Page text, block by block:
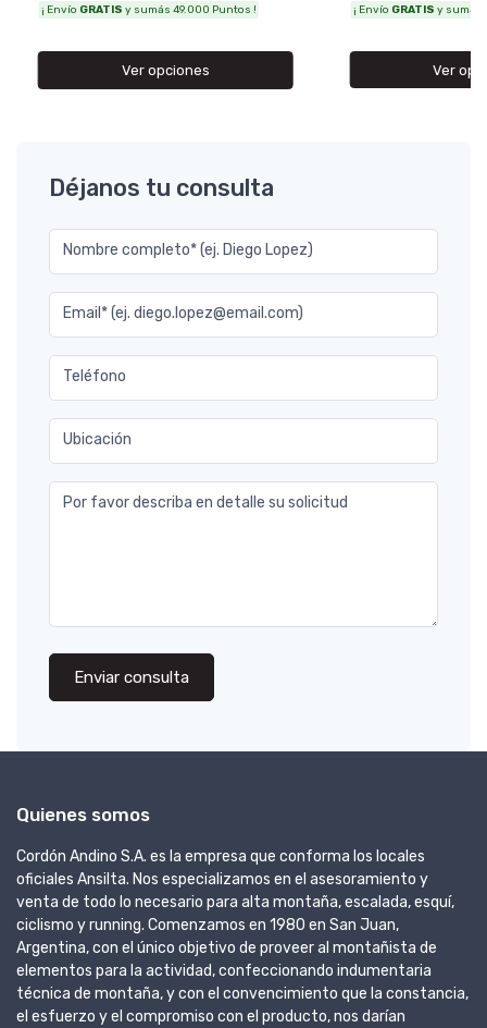
¡ Envío GRATIS y sumás 49.000 Puntos !
Ver opciones
¡ Envío GRATIS y sumás
Ver
Déjanos tu consulta
Nombre completo* (ej. Diego Lopez)
Email* (ej. diego.lopez@email.com)
Teléfono
Ubicación
Por favor describa en detalle su solicitud
Enviar consulta
Quienes somos
Cordón Andino S.A. es la empresa que conforma los locales
oficiales Ansilta. Nos especializamos en el asesoramiento y
venta de todo lo necesario para alta montaña, escalada, esquí,
ciclismo y running. Comenzamos en 1980 en San Juan,
Argentina, con el único objetivo de proveer al montañista de
elementos para la actividad, confeccionando indumentaria
técnica de montaña, y con el convencimiento que la constancia,
el esfuerzo y el compromiso con el producto, nos darían